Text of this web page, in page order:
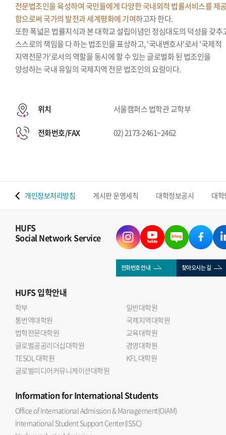
전문법조인을 육성하여 국민들에게 다양한 국내외적 법률서비스를 제
함으로써 국가의 발전과 세계평화에 기여하고자 한다.
또한 폭넓은 법률지식과 본 대학교 설립이념인 정심대도의 덕성을 갖추
스스로의 책임을 다 하는 법조인을 표상하고, '국내변호사'로서 '국제적
지역전문가'로서의 역할을 동시에 할 수 있는 글로벌화 된 법조인을
양성하는 국내 유일의 국제지역 전문 법조인의 요람이다.
위치 서울캠퍼스 법학관 교학부
전화번호/FAX 02) 2173-2461~2462
개인정보처리방침 게시판 운영세칙 대학정보공시 대
HUFS
Social Network Service
전화번호 안내 찾아오시는 길
HUFS입학안내
학부
일반대학원
통번역대학원
국제지역대학원
법학전문대학원
교육대학원
글로벌공공리더십대학원
경영대학원
TESOL 대학원
KFL 대학원
글로벌미디어커뮤니케이션대학원
Informationfor International Students
Office of International Admission & Management(OIAM)
International Student Support Center(ISSC)